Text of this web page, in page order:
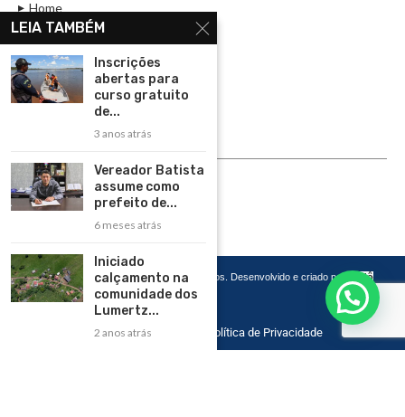
Home
Assinar
Contato
Política de Privacidade
Rádio Maristela - Ao Vivo
ASSINE
Copyright 2026 – Todos os Direitos Reservados. Desenvolvido e criado por
Cadô
Agência de Marketing
Home Contato Política de Privacidade
LEIA TAMBÉM
Inscrições
abertas para
curso gratuito
de...
3 anos atrás
Vereador Batista
assume como
prefeito de...
6 meses atrás
Iniciado
calçamento na
comunidade dos
Lumertz...
2 anos atrás